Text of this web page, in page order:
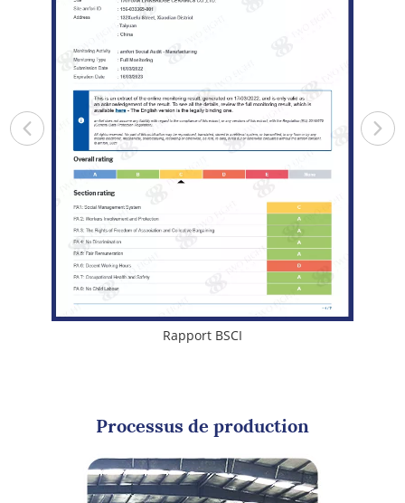
Rapport BSCI
Processus de production